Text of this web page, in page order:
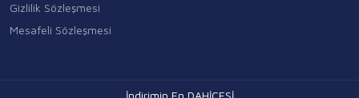
Gizlilik Sözleşmesi
Mesafeli Sözleşmesi